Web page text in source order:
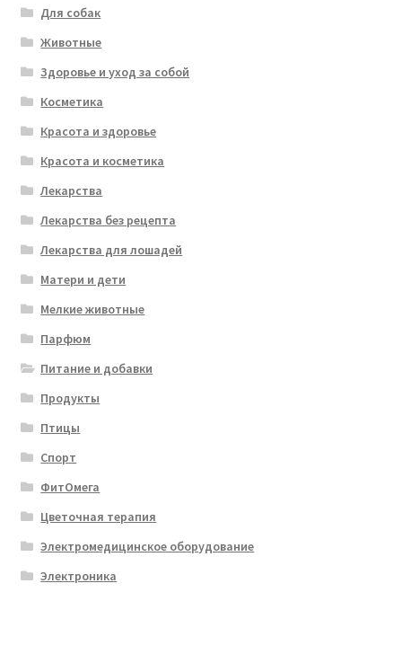
Для собак
Животные
Здоровье и уход за собой
Косметика
Красота и здоровье
Красота и косметика
Лекарства
Лекарства без рецепта
Лекарства для лошадей
Матери и дети
Мелкие животные
Парфюм
Питание и добавки
Продукты
Птицы
Спорт
ФитОмега
Цветочная терапия
Электромедицинское оборудование
Электроника